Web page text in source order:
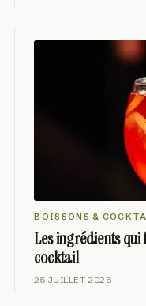
BOISSONS &
Les ingrédients
cocktail
25 JUILLET 2026